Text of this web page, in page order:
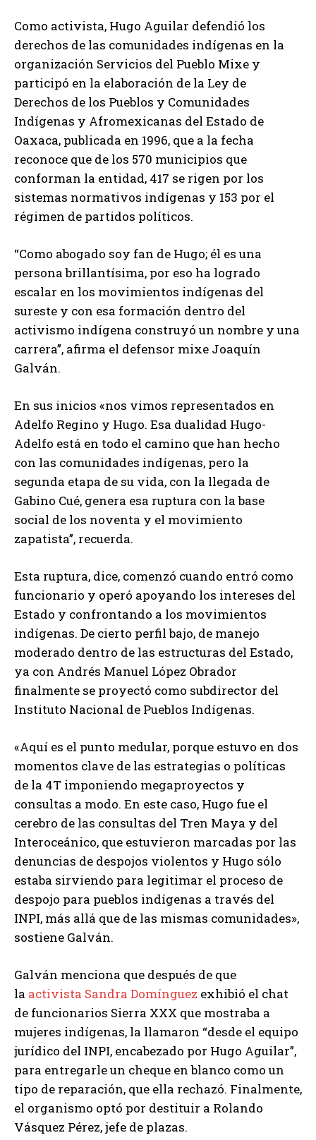
Como activista, Hugo Aguilar defendió los
derechos de las comunidades indígenas en la
organización Servicios del Pueblo Mixe y
participó en la elaboración de la Ley de
Derechos de los Pueblos y Comunidades
Indígenas y Afromexicanas del Estado de
Oaxaca, publicada en 1996, que a la fecha
reconoce que de los 570 municipios que
conforman la entidad, 417 se rigen por los
sistemas normativos indígenas y 153 por el
régimen de partidos políticos.
“Como abogado soy fan de Hugo; él es una
persona brillantísima, por eso ha logrado
escalar en los movimientos indígenas del
sureste y con esa formación dentro del
activismo indígena construyó un nombre y una
carrera”, afirma el defensor mixe Joaquín
Galván.
En sus inicios «nos vimos representados en
Adelfo Regino y Hugo. Esa dualidad Hugo-
Adelfo está en todo el camino que han hecho
con las comunidades indígenas, pero la
segunda etapa de su vida, con la llegada de
Gabino Cué, genera esa ruptura con la base
social de los noventa y el movimiento
zapatista”, recuerda.
Esta ruptura, dice, comenzó cuando entró como
funcionario y operó apoyando los intereses del
Estado y confrontando a los movimientos
indígenas. De cierto perfil bajo, de manejo
moderado dentro de las estructuras del Estado,
ya con Andrés Manuel López Obrador
finalmente se proyectó como subdirector del
Instituto Nacional de Pueblos Indígenas.
«Aquí es el punto medular, porque estuvo en dos
momentos clave de las estrategias o políticas
de la 4T imponiendo megaproyectos y
consultas a modo. En este caso, Hugo fue el
cerebro de las consultas del Tren Maya y del
Interoceánico, que estuvieron marcadas por las
denuncias de despojos violentos y Hugo sólo
estaba sirviendo para legitimar el proceso de
despojo para pueblos indígenas a través del
INPI, más allá que de las mismas comunidades»,
sostiene Galván.
Galván menciona que después de que
la activista Sandra Domínguez exhibió el chat
de funcionarios Sierra XXX que mostraba a
mujeres indígenas, la llamaron “desde el equipo
jurídico del INPI, encabezado por Hugo Aguilar”,
para entregarle un cheque en blanco como un
tipo de reparación, que ella rechazó. Finalmente,
el organismo optó por destituir a Rolando
Vásquez Pérez, jefe de plazas.